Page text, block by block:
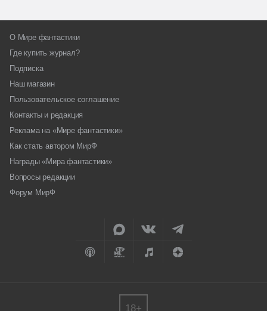
О Мире фантастики
Где купить журнал?
Подписка
Наш магазин
Пользовательское соглашение
Контакты и редакция
Реклама на «Мире фантастики»
Как стать автором МирФ
Награды «Мира фантастики»
Вопросы редакции
Форум МирФ
18+